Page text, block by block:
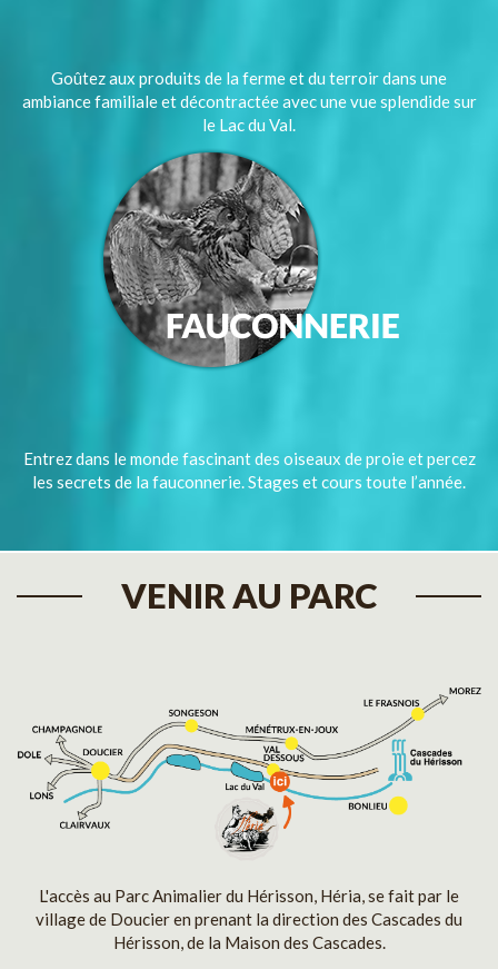
Goûtez aux produits de la ferme et du terroir dans une
ambiance familiale et décontractée avec une vue splendide sur
le Lac du Val.
Entrez dans le monde fascinant des oiseaux de proie et percez
les secrets de la fauconnerie. Stages et cours toute l’année.
VENIR AU PARC
L'accès au Parc Animalier du Hérisson, Héria, se fait par le
village de Doucier en prenant la direction des Cascades du
Hérisson, de la Maison des Cascades.